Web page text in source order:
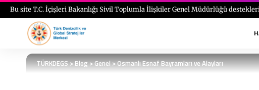
Bu site T.C. İçişleri Bakanlığı Sivil Toplumla İlişkiler Genel Müdürlüğü
TÜRKDEGS>Blog>Genel>Osmanlı Esnaf Bayramları ve Alayları